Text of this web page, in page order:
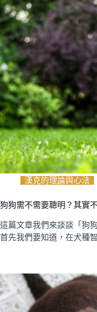
漢克的理論與心法
狗狗需不需要聰明？其實
這篇文章我們來談談「狗
首先我們要知道，在犬種